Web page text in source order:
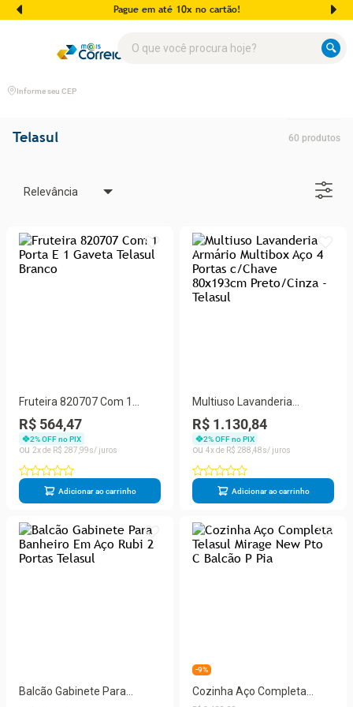
Pague em até 10x no cartão!
Informe seu CEP
Telasul 60 produtos
Relevância
Fruteira 820707 Com 1
Porta E 1 Gaveta Telasul
Branco
R$ 564,47
2% OFF no PIX
2
R$ 287 99
Adicionar ao carrinho
Multiuso Lavanderia
Armário Multibox Aço 4
Portas c/Chave 80x193cm
Preto/Cinza - Telasul
R$ 1.130,84
2% OFF no PIX
4
R$ 288 48
Adicionar ao carrinho
Balcão Gabinete Para
-9%
Cozinha Aço Completa